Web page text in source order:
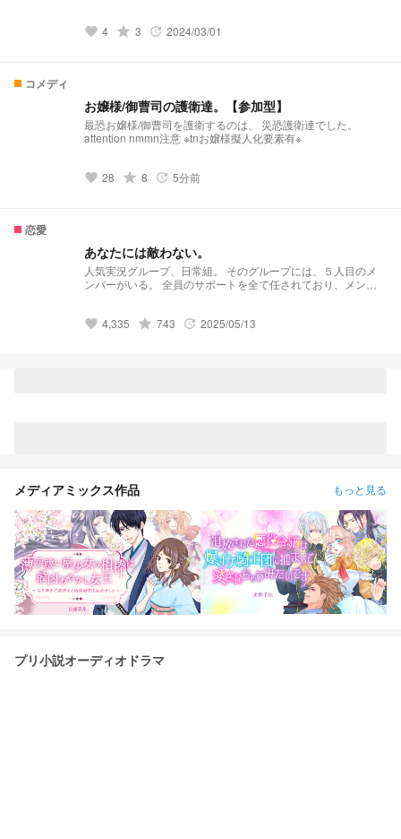
て、この世界を勝ち取れ。 絶望の世界で生き抜くのは‪✕‬‪‪✕‬
favorite 4 grade 3 update 2024/03/01
コメディ
お嬢様/御曹司の護衛達。【参加型】
最恐お嬢様/御曹司を護衛するのは、 災恐護衛達でした。
attention nmmn注意 ※tnお嬢様擬人化要素有※
favorite 28 grade 8 update 5分前
恋愛
あなたには敵わない。
人気実況グループ、日常組。 そのグループには、５人目のメ
ンバーがいる。 全員のサポートを全て任されており、メンバ
ざいません。 妄想としてご覧下さい。
favorite 4,335 grade 743 update 2025/05/13
メディアミックス作品 もっと見る
プリ小説オーディオドラマ